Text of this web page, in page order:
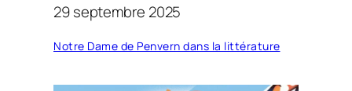
29 septembre 2025
Notre Dame de Penvern dans la littérature